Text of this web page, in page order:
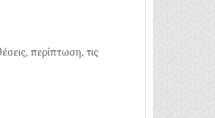
περίπτωση, τις